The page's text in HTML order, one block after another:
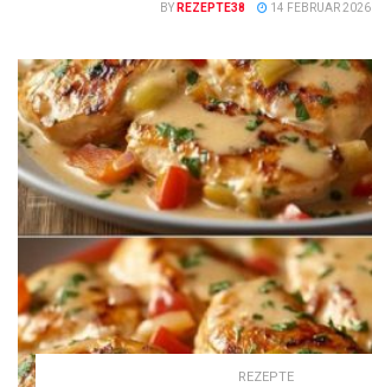
BY REZEPTE38 14 FEBRUAR 2026
REZEPTE